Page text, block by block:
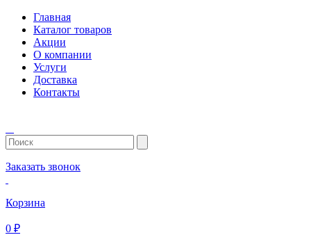
Главная
Каталог товаров
Акции
О компании
Услуги
Доставка
Контакты
Заказать звонок
Корзина
0 ₽